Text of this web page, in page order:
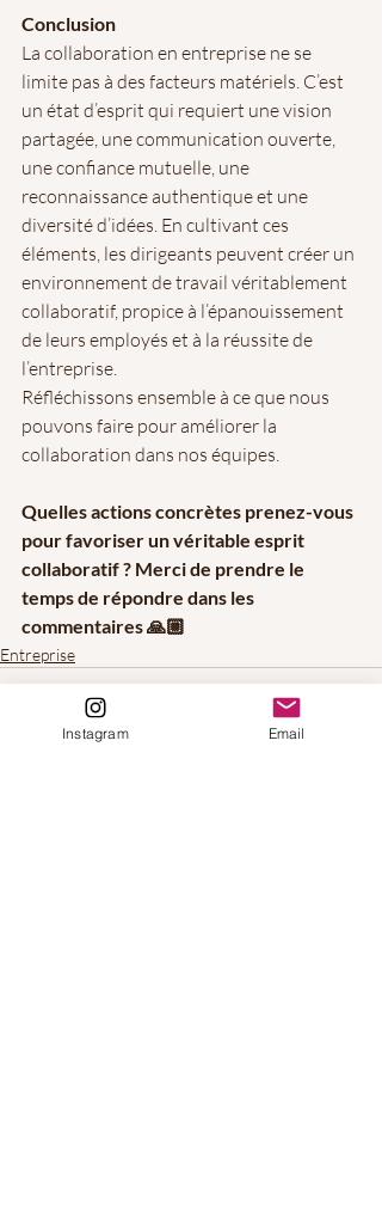
Conclusion
La collaboration en entreprise ne se
limite pas à des facteurs matériels. C’est
un état d’esprit qui requiert une vision
partagée, une communication ouverte,
une confiance mutuelle, une
reconnaissance authentique et une
diversité d’idées. En cultivant ces
éléments, les dirigeants peuvent créer un
environnement de travail véritablement
collaboratif, propice à l’épanouissement
de leurs employés et à la réussite de
l’entreprise.
Réfléchissons ensemble à ce que nous
pouvons faire pour améliorer la
collaboration dans nos équipes.
Quelles actions concrètes prenez-vous
pour favoriser un véritable esprit
collaboratif ? Merci de prendre le
temps de répondre dans les
commentaires 🙏🏼
Entreprise
Instagram Email